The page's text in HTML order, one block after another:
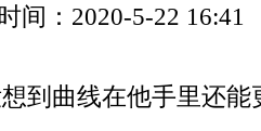
间： 2020-5-22 16:41
到曲线在他手里还能